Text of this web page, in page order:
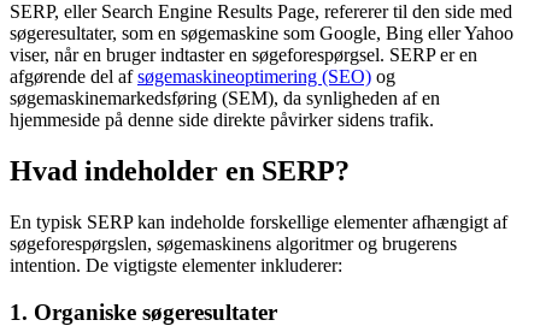
SERP, eller Search Engine Results Page, refererer til den side med
søgeresultater, som en søgemaskine som Google, Bing eller Yahoo
viser, når en bruger indtaster en søgeforespørgsel. SERP er en
afgørende del afsøgemaskineoptimering (SEO) og
søgemaskinemarkedsføring (SEM), da synligheden af en
hjemmeside på denne side direkte påvirker sidens trafik.
Hvad indeholder en SERP?
En typisk SERP kan indeholde forskellige elementer afhængigt af
søgeforespørgslen, søgemaskinens algoritmer og brugerens
intention. De vigtigste elementer inkluderer:
1. Organiske søgeresultater